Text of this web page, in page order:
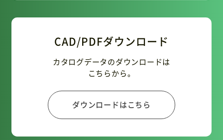
CAD/PDFダウンロード
カタログデータのダウンロードは
こちらから。
ダウンロードはこちら